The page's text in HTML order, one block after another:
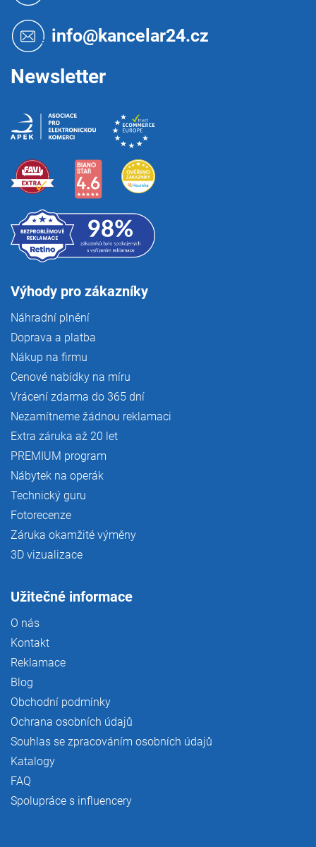
info@kancelar24.cz
Newsletter
Výhody pro zákazníky
Náhradní plnění
Doprava a platba
Nákup na firmu
Cenové nabídky na míru
Vrácení zdarma do 365 dní
Nezamítneme žádnou reklamaci
Extra záruka až 20 let
PREMIUM program
Nábytek na operák
Technický guru
Fotorecenze
Záruka okamžité výměny
3D vizualizace
Užitečné informace
O nás
Kontakt
Reklamace
Blog
Obchodní podmínky
Ochrana osobních údajů
Souhlas se zpracováním osobních údajů
Katalogy
FAQ
Spolupráce s influencery